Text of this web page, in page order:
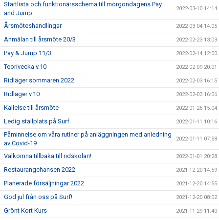
Startlista och funktionärsschema till morgondagens Pay
and Jump
2022-03-10 14:14
Årsmöteshandlingar 2022-03-04 14:05
Anmälan till årsmöte 20/3 2022-02-23 13:09
Pay & Jump 11/3 2022-02-14 12:00
Teorivecka v.10 2022-02-09 20:01
Ridläger sommaren 2022 2022-02-03 16:15
Ridläger v.10 2022-02-03 16:06
Kallelse till årsmöte 2022-01-26 15:04
Ledig stallplats på Surf 2022-01-11 10:16
Påminnelse om våra rutiner på anläggningen med anledning
av Covid-19
2022-01-11 07:58
Välkomna tillbaka till ridskolan! 2022-01-01 20:28
Restaurangchansen 2022 2021-12-20 14:59
Planerade försäljningar 2022 2021-12-20 14:55
God jul från oss på Surf! 2021-12-20 08:02
Grönt Kort Kurs 2021-11-29 11:40